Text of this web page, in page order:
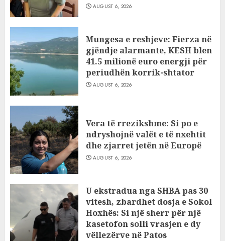
AUGUST 6, 2026
Mungesa e reshjeve: Fierza në
gjëndje alarmante, KESH blen
41.5 milionë euro energji për
periudhën korrik-shtator
AUGUST 6, 2026
Vera të rrezikshme: Si po e
ndryshojnë valët e të nxehtit
dhe zjarret jetën në Europë
AUGUST 6, 2026
U ekstradua nga SHBA pas 30
vitesh, zbardhet dosja e Sokol
Hoxhës: Si një sherr për një
kasetofon solli vrasjen e dy
vëllezërve në Patos